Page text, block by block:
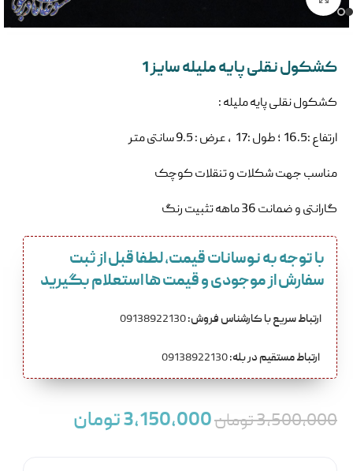
کشکول نقلی پایه ملیله سایز 1
کشکول نقلی پایه ملیله :
ارتفاع :16.5 ؛ طول :17 ، عرض : 9.5 سانتی متر
مناسب جهت شکلات و تنقلات کوچک
گارانتی و ضمانت 36 ماهه تثبیت رنگ
با توجه به نوسانات قیمت، لطفا قبل از ثبت
سفارش از موجودی و قیمت ها استعلام بگیرید
ارتباط سریع با کارشناس فروش:
ارتباط مستقیم در بله:
3,500,000تومان3,150,000تومان